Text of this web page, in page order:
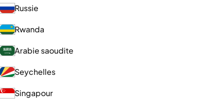
Russie
Rwanda
Arabie saoudite
Seychelles
Singapour